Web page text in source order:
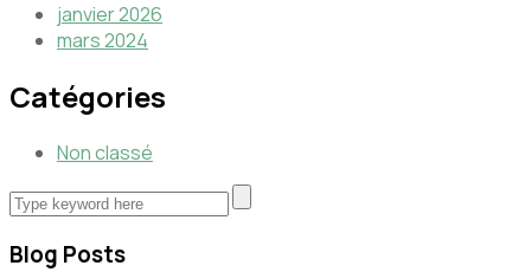
janvier 2026
mars 2024
Catégories
Non classé
Blog Posts